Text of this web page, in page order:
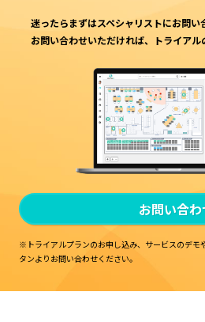
迷ったらまずはスペシャリストにお問い
お問い合わせいただければ、トライアル
お問い合わ
※トライアルプランのお申し込み、サービスのデモ
タンよりお問い合わせください。